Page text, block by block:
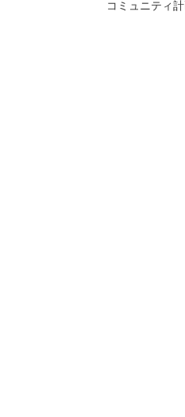
コミュニティ